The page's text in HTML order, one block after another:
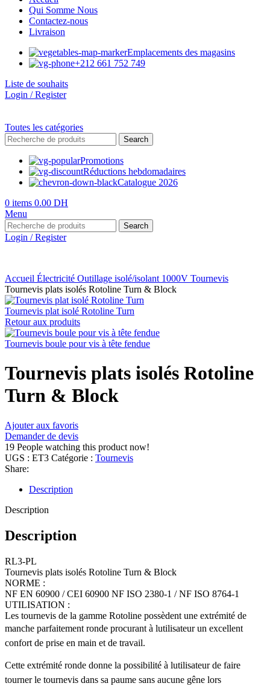
Qui Somme Nous
Contactez-nous
Livraison
Emplacements des magasins
+212 661 752 749
Liste de souhaits
Login / Register
Toutes les catégories
Search
Promotions
Réductions hebdomadaires
Catalogue 2026
0 items 0.00 DH
Menu
Search
Login / Register
Accueil Électricité Outillage isolé/isolant 1000V Tournevis
Tournevis plats isolés Rotoline Turn & Block
Tournevis plat isolé Rotoline Turn
Retour aux produits
Tournevis boule pour vis à tête fendue
Tournevis plats isolés Rotoline
Turn & Block
Ajouter aux favoris
Demander de devis
19 People watching this product now!
UGS : ET3 Catégorie : Tournevis
Share:
Description
Description
Description
RL3-PL
Tournevis plats isolés Rotoline Turn & Block
NORME :
NF EN 60900 / CEI 60900 NF ISO 2380-1 / NF ISO 8764-1
UTILISATION :
Les tournevis de la gamme Rotoline possèdent une extrémité de
manche parfaitement ronde procurant à lutilisateur un excellent
confort de prise en main et de travail.
Cette extrémité ronde donne la possibilité à lutilisateur de faire
tourner le tournevis dans sa paume sans aucune gêne lors